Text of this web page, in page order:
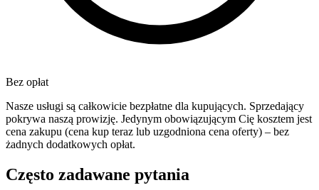
Bez opłat
Nasze usługi są całkowicie bezpłatne dla kupujących. Sprzedający
pokrywa naszą prowizję. Jedynym obowiązującym Cię kosztem jest
cena zakupu (cena kup teraz lub uzgodniona cena oferty) – bez
żadnych dodatkowych opłat.
Często zadawane pytania